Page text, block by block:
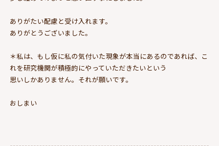
ありがたい配慮と受け入れます。
ありがとうございました。
＊私は、もし仮に私の気付いた現象が本当にあるのであれば、こ
れを研究機関が積極的にやっていただきたいという
思いしかありません。それが願いです。
おしまい